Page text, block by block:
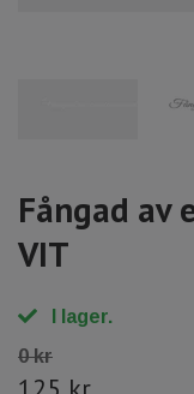
Fångad av
VIT
I lager.
0 kr